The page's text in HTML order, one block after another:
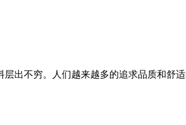
出不穷。人们越来越多的追求品质和舒适